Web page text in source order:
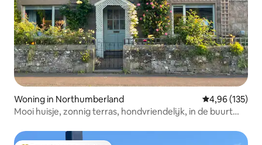
Woning in Northumberland Gemiddelde
4,96 (135)
Mooi huisje, zonnig terras, hondvriendelijk, in de buurt